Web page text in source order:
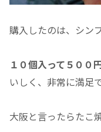
購入したのは、シン
１０個入って５００
いしく、非常に満足
大阪と言ったらたこ焼